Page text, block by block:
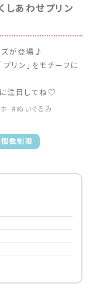
しあわせプリン
ズが登場♪
リン」をモチーフに
注目してね♡
#ぬいぐるみ
数制限